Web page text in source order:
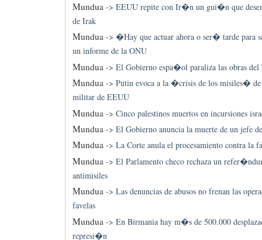
Mundua-> EEUU repite con Ir�n un gui�n que
de Irak
Mundua-> �Hay que actuar ahora o ser� tarde para
un informe de la ONU
Mundua -> El Gobierno espa�ol paraliza las obras del
Mundua-> Putin evoca a la �crisis de los misiles�
militar de EEUU
Mundua -> Cinco palestinos muertos en incursiones
Mundua-> El Gobierno anuncia la muerte de un jefe
Mundua-> La Corte anula el procesamiento contra la
Mundua -> El Parlamento checo rechaza un
antimisiles
Mundua-> Las denuncias de abusos no frenan las
favelas
Mundua -> En Birmania hay m�s de 500.000
represi�n